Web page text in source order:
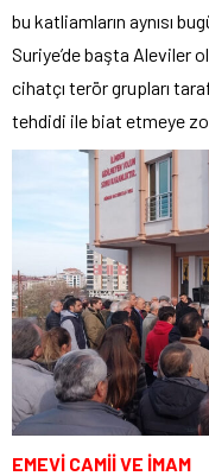
bu katliamların aynısı
Suriye’de başta Aleviler
cihatçı terör grupları
tehdidi ile biat etmeye
EMEVİ CAMİİ VE İMAM